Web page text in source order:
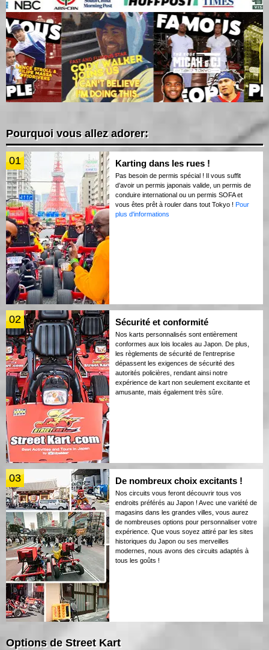
Pourquoi vous allez adorer:
01 Karting dans les rues !
Pas besoin de permis spécial ! Il vous suffit
d’avoir un permis japonais valide, un permis de
conduire international ou un permis SOFA et
vous êtes prêt à rouler dans tout Tokyo ! Pour
plus d'informations
02 Sécurité et conformité
Nos karts personnalisés sont entièrement
conformes aux lois locales au Japon. De plus,
les règlements de sécurité de l’entreprise
dépassent les exigences de sécurité des
autorités policières, rendant ainsi notre
expérience de kart non seulement excitante et
amusante, mais également très sûre.
03 De nombreux choix excitants !
Nos circuits vous feront découvrir tous vos
endroits préférés au Japon ! Avec une variété de
magasins dans les grandes villes, vous aurez
de nombreuses options pour personnaliser votre
expérience. Que vous soyez attiré par les sites
historiques du Japon ou ses merveilles
modernes, nous avons des circuits adaptés à
tous les goûts !
Options de Street Kart